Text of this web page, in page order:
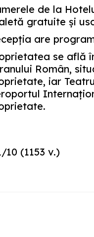
de la
gratuite și
are
se află
Român,
iar
/10 (1153 v.)